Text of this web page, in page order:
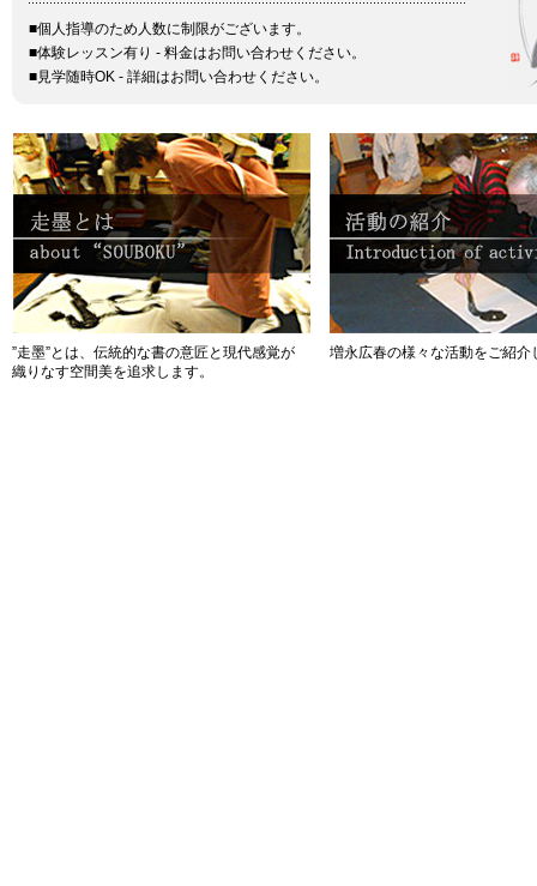
■個人指導のため人数に制限がございます。
■体験レッスン有り - 料金はお問い合わせください。
■見学随時OK - 詳細はお問い合わせください。
”走墨”とは、伝統的な書の意匠と現代感覚が
織りなす空間美を追求します。
増永広春の様々な活動をご紹介